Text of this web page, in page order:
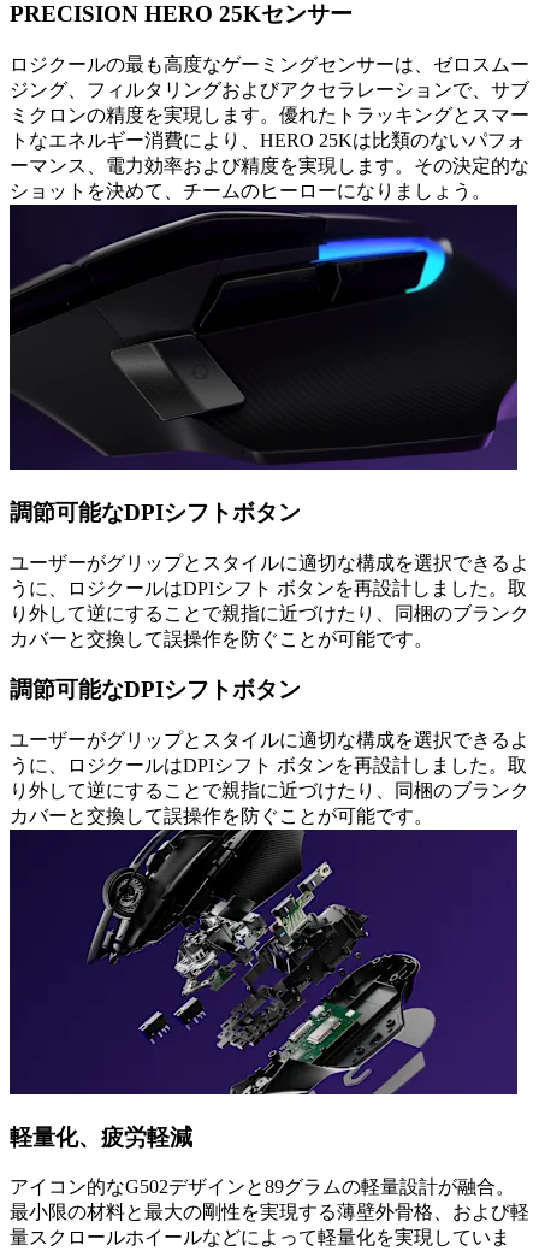
PRECISION HERO 25Kセンサー
ロジクールの最も高度なゲーミングセンサーは、ゼロスムー
ジング、フィルタリングおよびアクセラレーションで、サブ
ミクロンの精度を実現します。優れたトラッキングとスマー
トなエネルギー消費により、HERO 25Kは比類のないパフォ
ーマンス、電力効率および精度を実現します。その決定的な
ショットを決めて、チームのヒーローになりましょう。
調節可能なDPIシフトボタン
ユーザーがグリップとスタイルに適切な構成を選択できるよ
うに、ロジクールはDPIシフト ボタンを再設計しました。取
り外して逆にすることで親指に近づけたり、同梱のブランク
カバーと交換して誤操作を防ぐことが可能です。
調節可能なDPIシフトボタン
ユーザーがグリップとスタイルに適切な構成を選択できるよ
うに、ロジクールはDPIシフト ボタンを再設計しました。取
り外して逆にすることで親指に近づけたり、同梱のブランク
カバーと交換して誤操作を防ぐことが可能です。
軽量化、疲労軽減
アイコン的なG502デザインと89グラムの軽量設計が融合。
最小限の材料と最大の剛性を実現する薄壁外骨格、および軽
量スクロールホイールなどによって軽量化を実現していま